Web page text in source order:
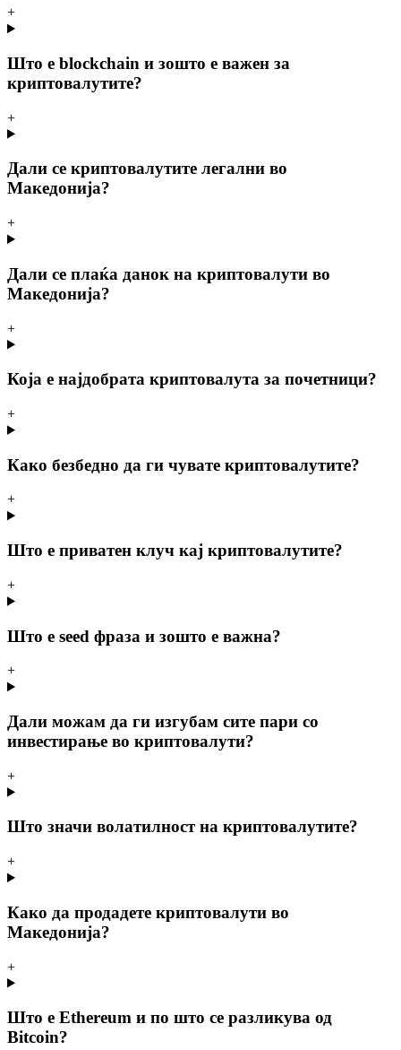
+
Што е blockchain и зошто е важен за
криптовалутите?
+
Дали се криптовалутите легални во
Македонија?
+
Дали се плаќа данок на криптовалути во
Македонија?
+
Која е најдобрата криптовалута за почетници?
+
Како безбедно да ги чувате криптовалутите?
+
Што е приватен клуч кај криптовалутите?
+
Што е seed фраза и зошто е важна?
+
Дали можам да ги изгубам сите пари со
инвестирање во криптовалути?
+
Што значи волатилност на криптовалутите?
+
Како да продадете криптовалути во
Македонија?
+
Што е Ethereum и по што се разликува од
Bitcoin?